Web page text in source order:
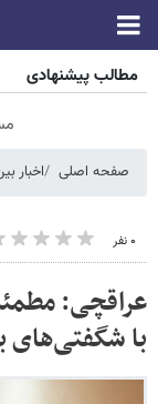
مطالب پیشنهادی
صفحه اصلی اخبار
۰ نفر
عراقچی:
با شگفتی‌های